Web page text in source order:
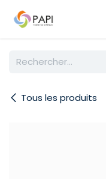
Tous les produits